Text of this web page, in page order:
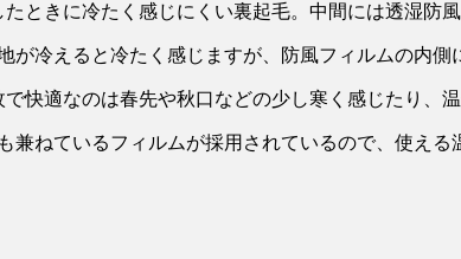
ときに冷たく感じにくい裏起毛。中間には透湿防
冷えると冷たく感じますが、防風フィルムの内側
快適なのは春先や秋口などの少し寒く感じたり、
ねているフィルムが採用されているので、使える